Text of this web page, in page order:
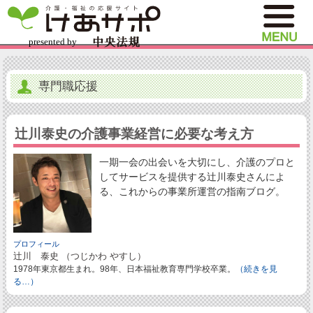
専門職応援
辻川泰史の介護事業経営に必要な考え方
一期一会の出会いを大切にし、介護のプロと
してサービスを提供する辻川泰史さんによ
る、これからの事業所運営の指南ブログ。
プロフィール
辻川 泰史 （つじかわ やすし）
1978年東京都生まれ。98年、日本福祉教育専門学校卒業。
（続きを見
る…）